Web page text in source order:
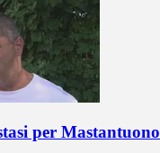
per Mastantuono